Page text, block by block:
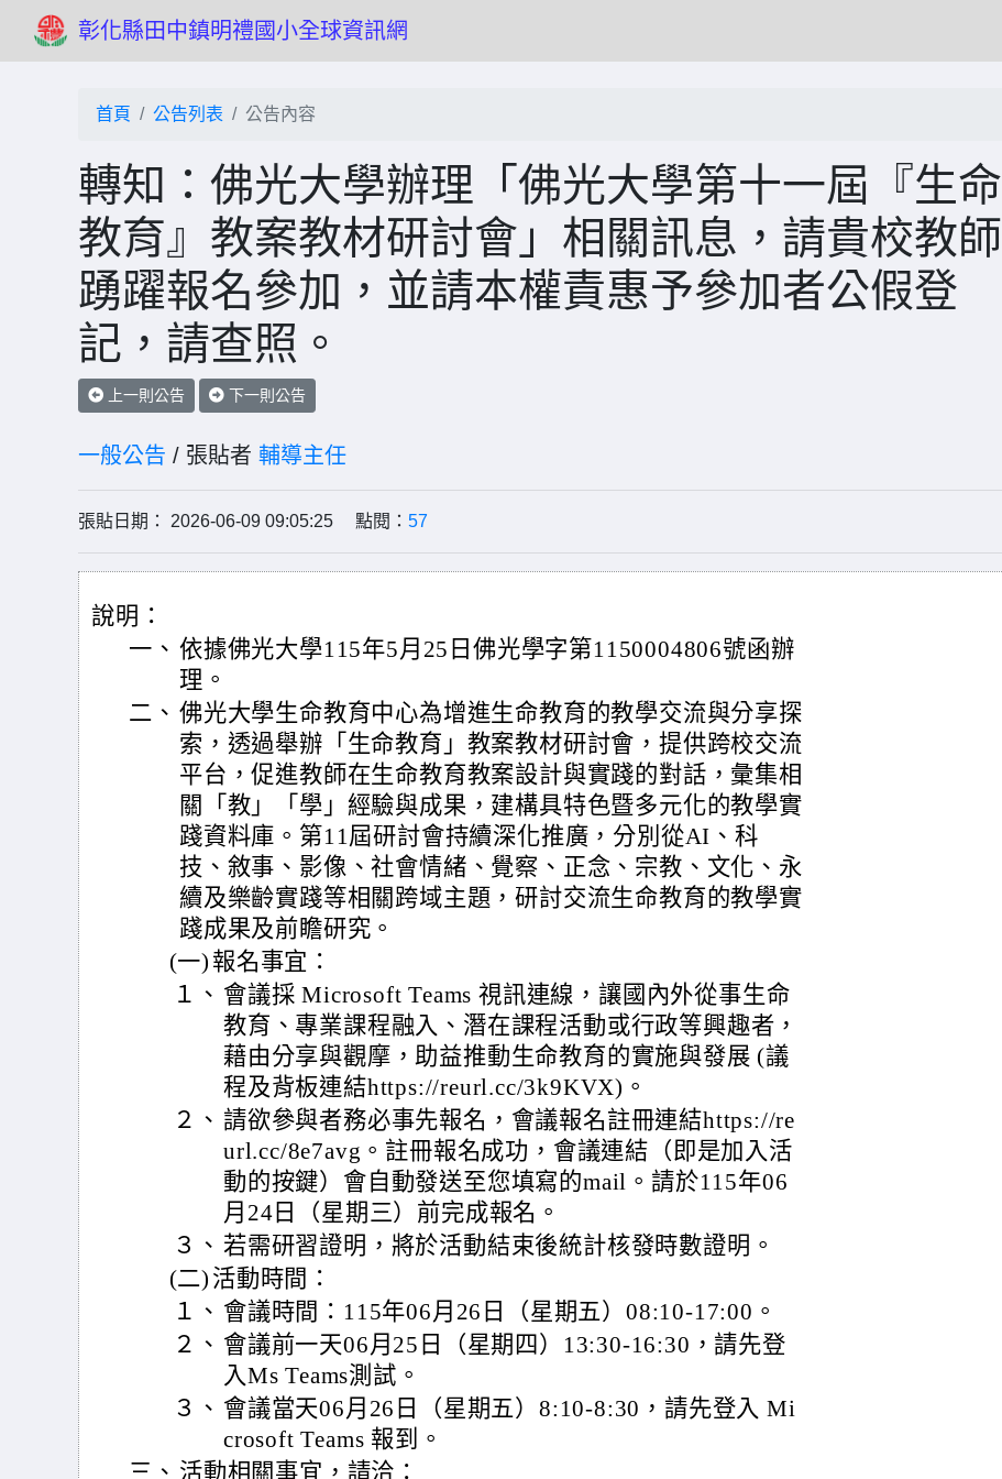
彰化縣田中鎮明禮國小全球資訊網
首頁 公告列表 公告內容
轉知：佛光大學辦理「佛光大學第十一屆『生命
教育』教案教材研討會」相關訊息，請貴校教師
踴躍報名參加，並請本權責惠予參加者公假登
記，請查照。
上一則公告 下一則公告
一般公告 / 張貼者 輔導主任
張貼日期： 2026-06-09 09:05:25 點閱： 57
說明：
一、 依據佛光大學115年5月25日佛光學字第1150004806號函辦
理。
二、 佛光大學生命教育中心為增進生命教育的教學交流與分享探
索，透過舉辦「生命教育」教案教材研討會，提供跨校交流
平台，促進教師在生命教育教案設計與實踐的對話，彙集相
關「教」「學」經驗與成果，建構具特色暨多元化的教學實
踐資料庫。第11屆研討會持續深化推廣，分別從AI、科
技、敘事、影像、社會情緒、覺察、正念、宗教、文化、永
續及樂齡實踐等相關跨域主題，研討交流生命教育的教學實
踐成果及前瞻研究。
(一) 報名事宜：
１、 會議採 Microsoft Teams 視訊連線，讓國內外從事生命
教育、專業課程融入、潛在課程活動或行政等興趣者，
藉由分享與觀摩，助益推動生命教育的實施與發展 (議
程及背板連結https://reurl.cc/3k9KVX)。
２、 請欲參與者務必事先報名，會議報名註冊連結https://re
url.cc/8e7avg。註冊報名成功，會議連結（即是加入活
動的按鍵）會自動發送至您填寫的mail。請於115年06
月24日（星期三）前完成報名。
３、 若需研習證明，將於活動結束後統計核發時數證明。
(二) 活動時間：
１、 會議時間：115年06月26日（星期五）08:10-17:00。
２、 會議前一天06月25日（星期四）13:30-16:30，請先登
入Ms Teams測試。
３、 會議當天06月26日（星期五）8:10-8:30，請先登入 Mi
crosoft Teams 報到。
三、 活動相關事宜，請洽：